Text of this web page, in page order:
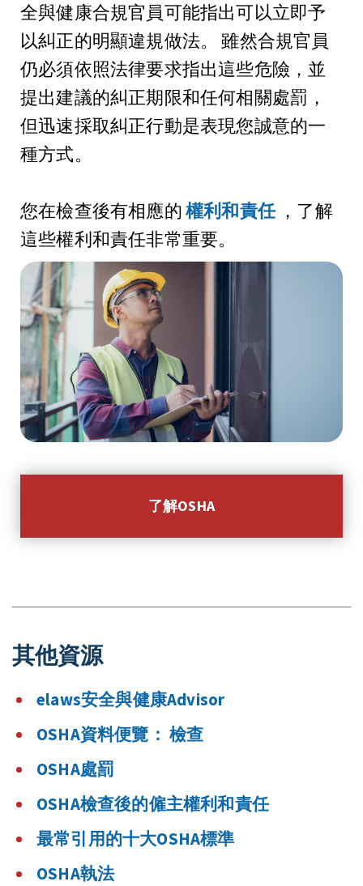
全與健康合規官員可能指出可以立即予
以糾正的明顯違規做法。 雖然合規官員
仍必須依照法律要求指出這些危險，並
提出建議的糾正期限和任何相關處罰，
但迅速採取糾正行動是表現您誠意的一
種方式。
您在檢查後有相應的權利和責任，了解
這些權利和責任非常重要。
了解OSHA
其他資源
elaws安全與健康Advisor
OSHA資料便覽： 檢查
OSHA處罰
OSHA檢查後的僱主權利和責任
最常引用的十大OSHA標準
OSHA執法